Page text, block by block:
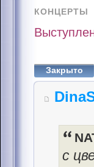
КОНЦЕРТЫ
Закрыто
с